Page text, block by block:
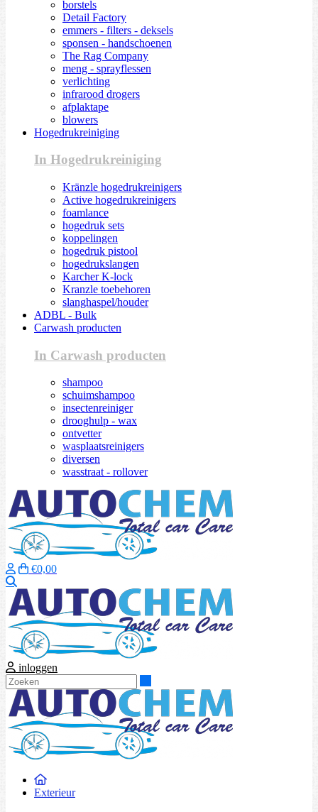
borstels
Detail Factory
emmers - filters - deksels
sponsen - handschoenen
The Rag Company
meng - sprayflessen
verlichting
infrarood drogers
afplaktape
blowers
Hogedrukreiniging
In Hogedrukreiniging
Kränzle hogedrukreinigers
Active hogedrukreinigers
foamlance
hogedruk sets
koppelingen
hogedruk pistool
hogedrukslangen
Karcher K-lock
Kranzle toebehoren
slanghaspel/houder
ADBL - Bulk
Carwash producten
In Carwash producten
shampoo
schuimshampoo
insectenreiniger
drooghulp - wax
ontvetter
wasplaatsreinigers
diversen
wasstraat - rollover
€0,00
inloggen
Exterieur